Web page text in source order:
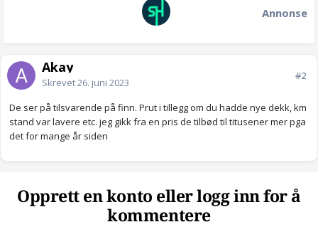
Annonse
Akay
Skrevet26. juni 2023
#2
De ser på tilsvarende på finn. Prut i tillegg om du hadde nye dekk, km
stand var lavere etc. jeg gikk fra en pris de tilbød til titusener mer pga
det for mange år siden
Opprett en konto eller logg inn for å
kommentere